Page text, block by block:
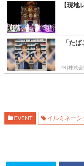
【現
「た
PR(株式
EVENT イルミネーシ